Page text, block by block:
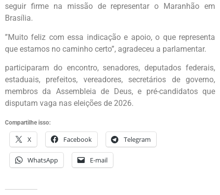
seguir firme na missão de representar o Maranhão em
Brasília.
”Muito feliz com essa indicação e apoio, o que representa
que estamos no caminho certo”, agradeceu a parlamentar.
participaram do encontro, senadores, deputados federais,
estaduais, prefeitos, vereadores, secretários de governo,
membros da Assembleia de Deus, e pré-candidatos que
disputam vaga nas eleições de 2026.
Compartilhe isso:
X Facebook Telegram
WhatsApp E-mail